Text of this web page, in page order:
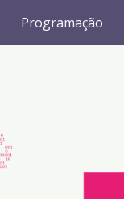
Programação